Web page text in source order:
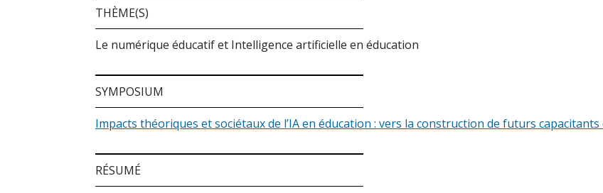
THÈME(S)
Le numérique éducatif et Intelligence artificielle en éducation
SYMPOSIUM
Impacts théoriques et sociétaux de l’IA en éducation : vers la construction de futurs
RÉSUMÉ